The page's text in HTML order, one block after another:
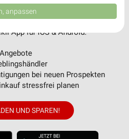
& Angebote App
immer griffbereit – mit der
App für iOS & Android.
bei neuen Prospekten
stressfrei planen
UND SPAREN!
Union weitergegeben und in die
Zwecke:
auf Informationen
zur Auswahl von
anpassen